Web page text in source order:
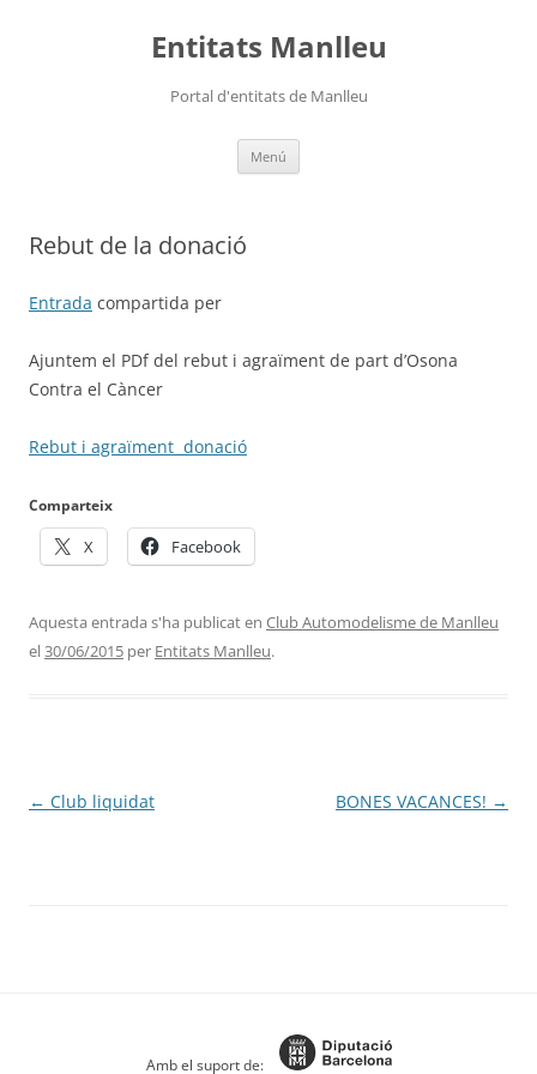
Entitats Manlleu
Portal d'entitats de Manlleu
Menú
Rebut de la donació
Entrada compartida per
Ajuntem el PDf del rebut i agraïment de part d’Osona
Contra el Càncer
Rebut i agraïment donació
Comparteix
X Facebook
Aquesta entrada s'ha publicat en Club Automodelisme de Manlleu
el30/06/2015 per Entitats Manlleu.
Navegació
← Club liquidat BONES VACANCES! →
Amb el suport de: